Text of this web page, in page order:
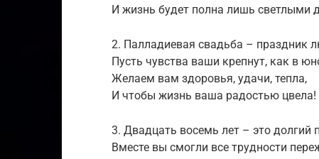
И жизнь будет полна лишь светлыми
2. Палладиевая свадьба – праздник
Пусть чувства ваши крепнут, как в
Желаем вам здоровья, удачи, тепла,
И чтобы жизнь ваша радостью цвела!
3. Двадцать восемь лет – это долгий
Вместе вы смогли все трудности